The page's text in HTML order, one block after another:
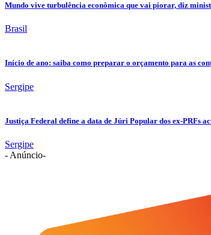
Mundo vive turbulência econômica que vai piorar, diz
Brasil
Início de ano: saiba como preparar o orçamento para as
Sergipe
Justiça Federal define a data de Júri Popular dos ex-PRFs
Sergipe
- Anúncio-